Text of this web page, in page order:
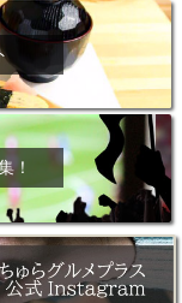
！